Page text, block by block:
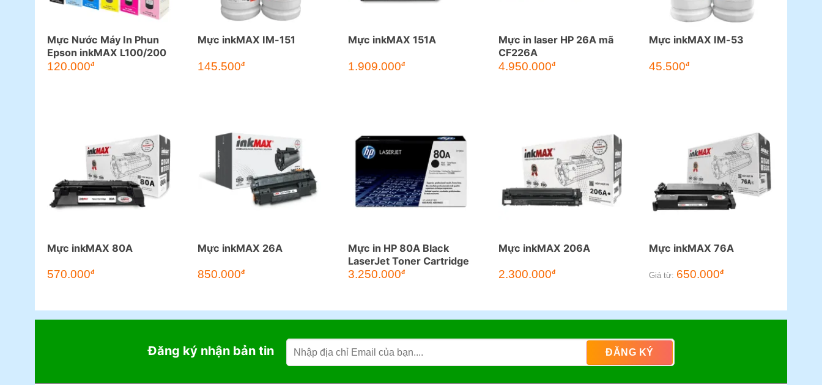
Mực Nước Máy In Phun
Epson inkMAX L100/200
120.000đ
Mực inkMAX IM-151
145.500đ
Mực inkMAX 151A
1.909.000đ
Mực in laser HP 26A mã
CF226A
4.950.000đ
Mực inkMAX IM-53
45.500đ
Mực inkMAX 80A
570.000đ
Mực inkMAX 26A
850.000đ
Mực in HP 80A Black
LaserJet Toner Cartridge
3.250.000đ
Mực inkMAX 206A
2.300.000đ
Mực inkMAX 76A
Giá từ: 650.000đ
Đăng ký nhận bản tin